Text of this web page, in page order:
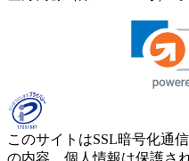
このサイトはSSL暗号化通
の内容、個人情報は保護さ